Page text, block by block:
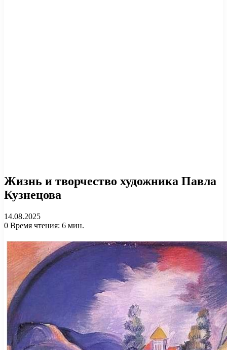
Жизнь и творчество художника Павла
Кузнецова
14.08.2025
0 Время чтения: 6 мин.